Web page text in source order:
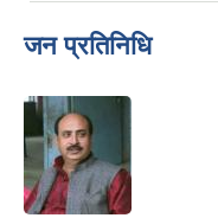
जन प्रतिनिधि